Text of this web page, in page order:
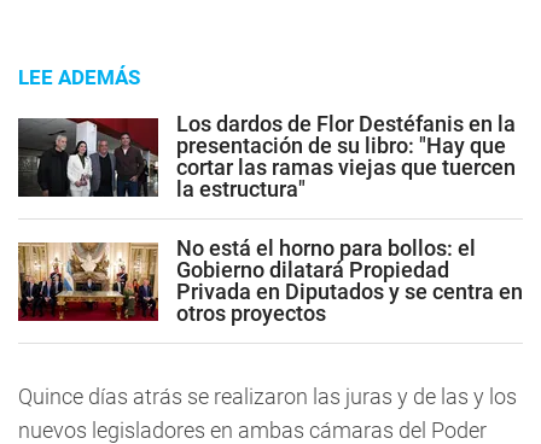
LEE ADEMÁS
Los dardos de Flor Destéfanis en la
presentación de su libro: "Hay que
cortar las ramas viejas que tuercen
la estructura"
No está el horno para bollos: el
Gobierno dilatará Propiedad
Privada en Diputados y se centra en
otros proyectos
Quince días atrás se realizaron las juras y de las y los
nuevos legisladores en ambas cámaras del Poder